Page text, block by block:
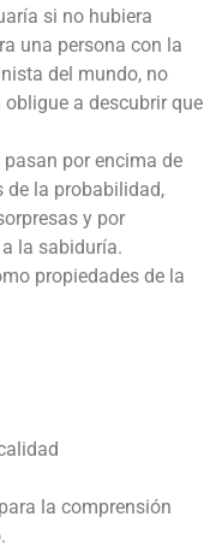
si no hubiera
una persona con la
del mundo, no
a descubrir que
por encima de
de la probabilidad,
y por
la sabiduría.
propiedades de la
la comprensión